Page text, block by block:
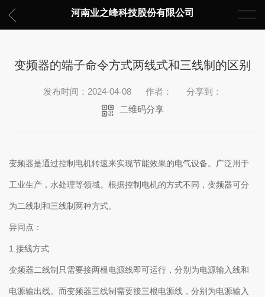
河南业之峰科技股份有限公司
变频器的端子命令方式两线式和三线制的区别
发布时间：2024-04-08 作者：
分享到：
二维码分享
变频器是通过控制电机转速来实现节能效果的电气设备。广泛用于
工业生产，水处理等领域。根据控制电机的方式不同，变频器可分
为二线制和三线制两种方式。
异同点：
1.接线方式
变频器二线制只需要接两根电源线即可运行，分别为电源输入线和
电源输出线。而变频器三线制需要接三根电源线，分别为电源输入